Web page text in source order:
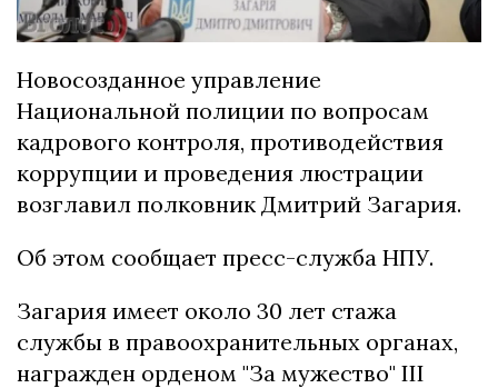
Новосозданное управление
Национальной полиции по вопросам
кадрового контроля, противодействия
коррупции и проведения люстрации
возглавил полковник Дмитрий Загария.
Об этом сообщает пресс-служба НПУ.
Загария имеет около 30 лет стажа
службы в правоохранительных органах,
награжден орденом "За мужество" III